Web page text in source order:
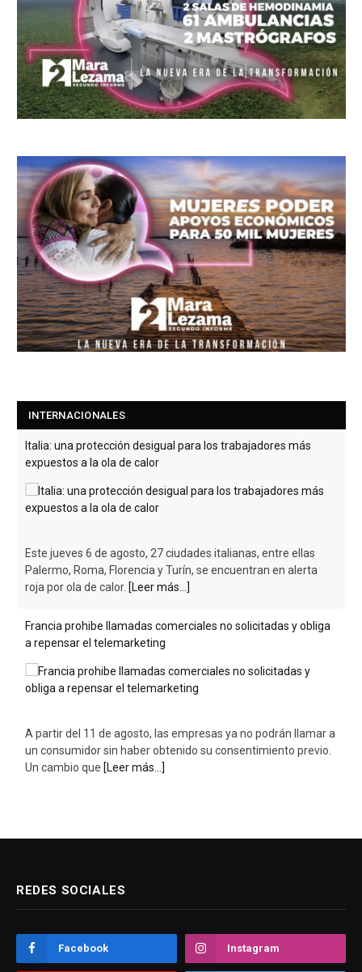
INTERNACIONALES
Francia prohibe llamadas comerciales no solicitadas y obliga
a repensar el telemarketing
A partir del 11 de agosto, las empresas ya no podrán llamar a
un consumidor sin haber obtenido su consentimiento previo.
Un cambio que[Leer más...]
Italia: una protección desigual para los trabajadores más
expuestos a la ola de calor
Este jueves 6 de agosto, 27 ciudades italianas, entre ellas
Palermo, Roma, Florencia y Turín, se encuentran en alerta
roja por ola de calor.[Leer más...]
REDES SOCIALES
Facebook Instagram